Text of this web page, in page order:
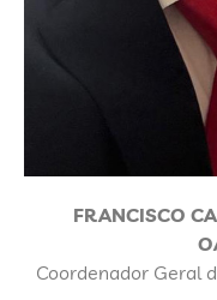
FRANCISCO
Coordenador Geral